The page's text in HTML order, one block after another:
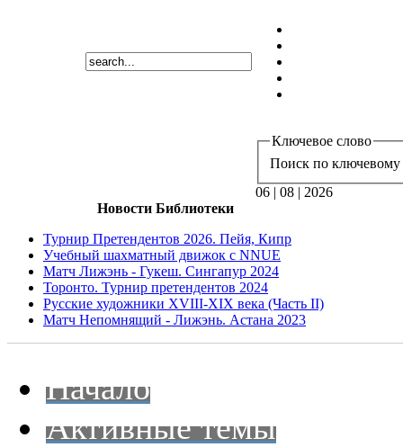
Ключевое слово
Поиск по ключевому
06 | 08 | 2026
Новости Библиотеки
Турнир Претендентов 2026. Пейя, Кипр
Учебный шахматный движок с NNUE
Матч Лижэнь - Гукеш. Сингапур 2024
Торонто. Турнир претендентов 2024
Русские художники XVIII-XIX века (Часть II)
Матч Непомнящий - Лижэнь. Астана 2023
Начало
Активные темы